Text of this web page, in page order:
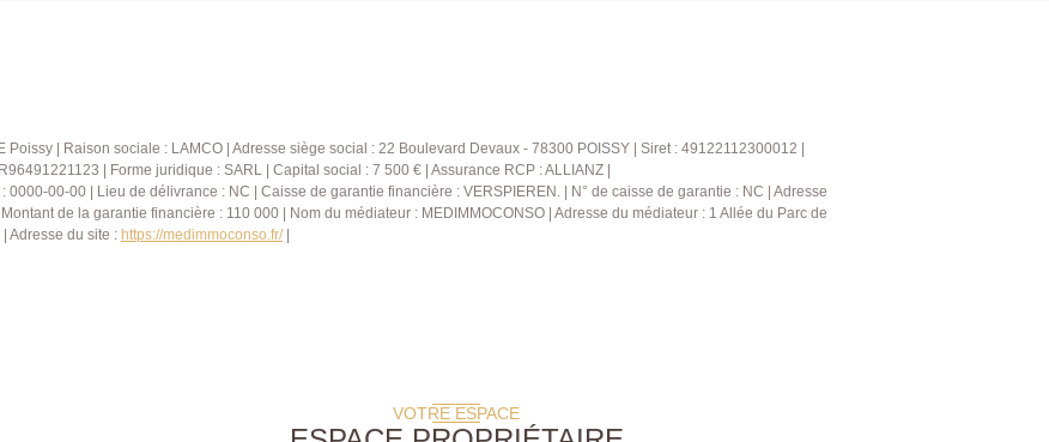
visite. AGENCE PRINCIPALE: 01.30.06.69.69 (Julie GOUMAIN agent
commercial RSAC 909399941).
| Raison sociale : LAMCO | Adresse siège social : 22 Boulevard Devaux - 78300 POISSY | Siret : 49122112300012 |
| Forme juridique : SARL | Capital social : 7 500 € | Assurance RCP : ALLIANZ |
00-00 | Lieu de délivrance : NC | Caisse de garantie financière : VERSPIEREN. | N° de caisse de garantie : NC | Adresse
de la garantie financière : 110 000 | Nom du médiateur : MEDIMMOCONSO | Adresse du médiateur : 1 Allée du Parc de
Adresse du site : https://medimmoconso.fr/|
VOTRE ESPACE